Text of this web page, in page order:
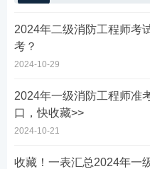
2024年二级消防工程师考
考？
2024-10-29
2024年一级消防工程师准
口，快收藏>>
2024-10-21
收藏！一表汇总2024年一